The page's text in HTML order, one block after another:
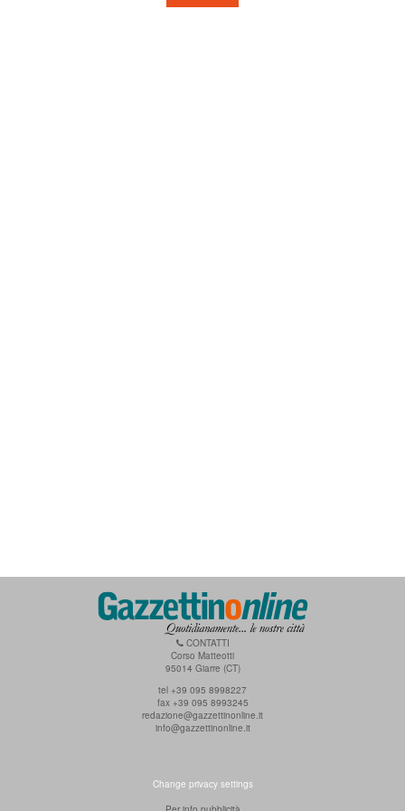
CONTATTI
Corso Matteotti
95014 Giarre (CT)
tel +39 095 8998227
fax +39 095 8993245
redazione@gazzettinonline.it
info@gazzettinonline.it
Change privacy settings